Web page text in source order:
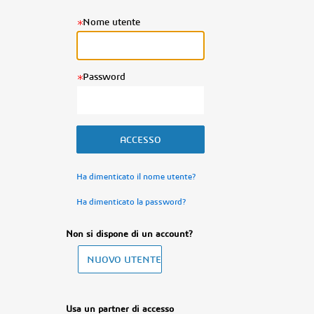
Nome utente
Password
Ha dimenticato il nome utente?
Ha dimenticato la password?
Non si dispone di un account?
Usa un partner di accesso